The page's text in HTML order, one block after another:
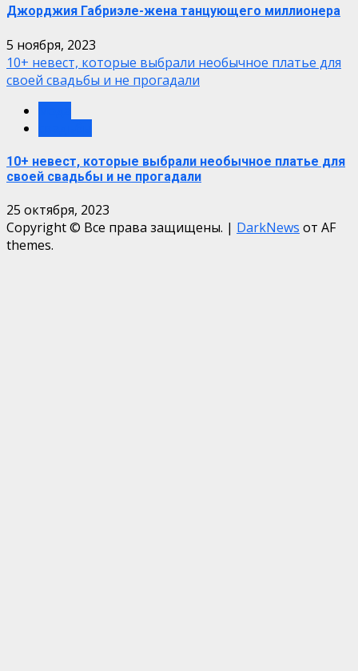
Джорджия Габриэле-жена танцующего миллионера
5 ноября, 2023
10+ невест, которые выбрали необычное платье для
своей свадьбы и не прогадали
10+ невест, которые выбрали необычное платье для
своей свадьбы и не прогадали
25 октября, 2023
Copyright © Все права защищены. | DarkNews от AF
themes.